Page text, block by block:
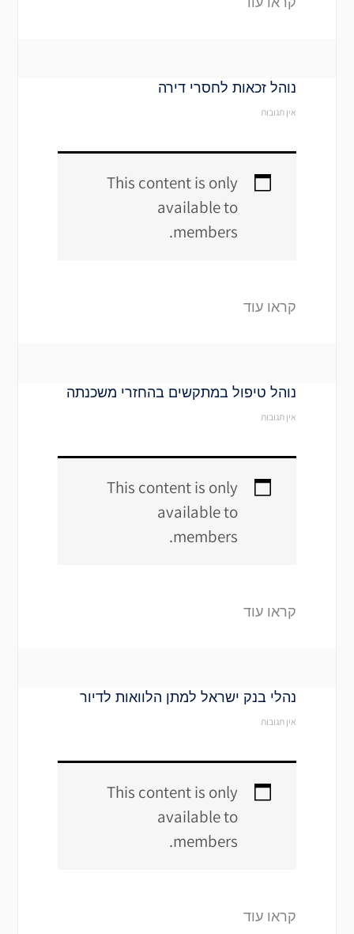
נוהל זכאות לחסרי דירה
אין תגובות
This content is only
available to
members.
קראו עוד
נוהל טיפול במתקשים בהחזרי משכנתה
אין תגובות
This content is only
available to
members.
קראו עוד
נהלי בנק ישראל למתן הלוואות לדיור
אין תגובות
This content is only
available to
members.
קראו עוד